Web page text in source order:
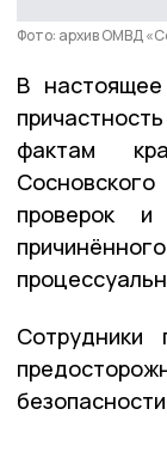
Фото: архив ОМВД
В
фактам
проверок и